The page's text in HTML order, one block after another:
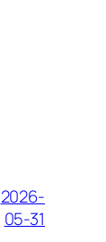
2026-
05-31